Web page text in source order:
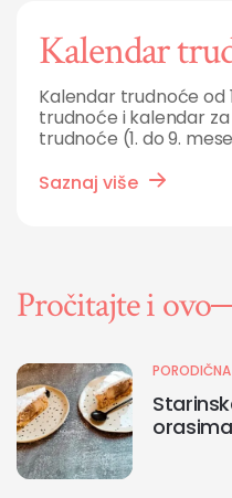
Kalendar
Kalendar trudnoće od
trudnoće i kalendar
trudnoće (1. do 9.
Saznaj više
Pročitajte i ovo
orasima